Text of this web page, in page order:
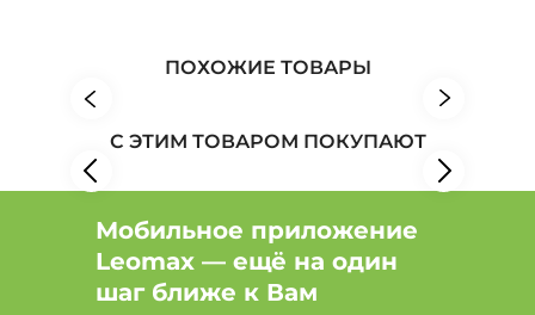
ПОХОЖИЕ ТОВАРЫ
С ЭТИМ ТОВАРОМ ПОКУПАЮТ
Мобильное приложение
Leomax — ещё на один
шаг ближе к Вам